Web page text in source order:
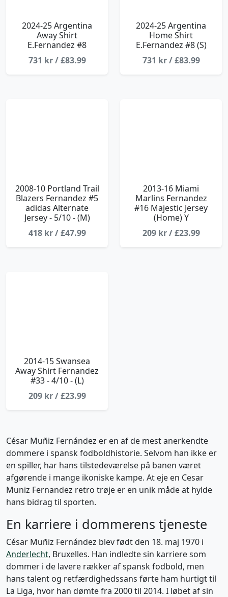
2024-25 Argentina
Away Shirt
E.Fernandez #8
731 kr / £83.99
2024-25 Argentina
Home Shirt
E.Fernandez #8 (S)
731 kr / £83.99
2008-10 Portland Trail
Blazers Fernandez #5
adidas Alternate
Jersey - 5/10 - (M)
418 kr / £47.99
2013-16 Miami
Marlins Fernandez
#16 Majestic Jersey
(Home) Y
209 kr / £23.99
2014-15 Swansea
Away Shirt Fernandez
#33 - 4/10 - (L)
209 kr / £23.99
César Muñiz Fernández er en af de mest anerkendte
dommere i spansk fodboldhistorie. Selvom han ikke er
en spiller, har hans tilstedeværelse på banen været
afgørende i mange ikoniske kampe. At eje en Cesar
Muniz Fernandez retro trøje er en unik måde at hylde
hans bidrag til sporten.
En karriere i dommerens tjeneste
César Muñiz Fernández blev født den 18. maj 1970 i
Anderlecht, Bruxelles. Han indledte sin karriere som
dommer i de lavere rækker af spansk fodbold, men
hans talent og retfærdighedssans førte ham hurtigt til
La Liga, hvor han dømte fra 2000 til 2014. I løbet af sin